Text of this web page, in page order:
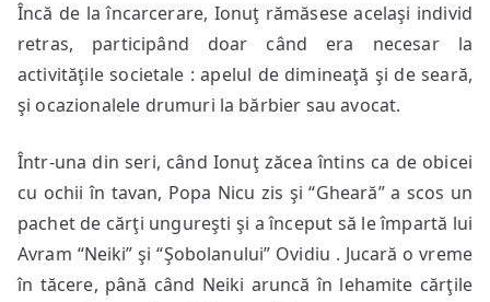
Încă de la încarcerare, Ionuţ rămăsese acelaşi individ
retras, participând doar când era necesar la
activităţile societale : apelul de dimineaţă şi de seară,
şi ocazionalele drumuri la bărbier sau avocat.
Într-una din seri, când Ionuţ zăcea întins ca de obicei
cu ochii în tavan, Popa Nicu zis şi “Gheară” a scos un
pachet de cărţi ungureşti şi a început să le împartă lui
Avram “Neiki” şi “Şobolanului” Ovidiu . Jucară o vreme
în tăcere, până când Neiki aruncă în lehamite cărţile